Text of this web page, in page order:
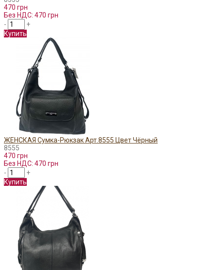
470 грн
Без НДС: 470 грн
-
+
Купить
ЖЕНСКАЯ Сумка-Рюкзак Арт.8555 Цвет Чёрный
8555
470 грн
Без НДС: 470 грн
-
+
Купить